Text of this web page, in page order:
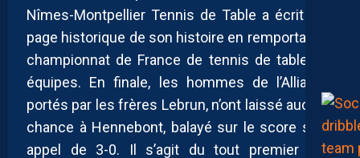
Nîmes-Montpellier Tennis de Table a écrit une
page historique de son histoire en remportant le
championnat de France de tennis de table par
équipes. En finale, les hommes de l’Alliance,
portés par les frères Lebrun, n’ont laissé aucune
chance à Hennebont, balayé sur le score sans
appel de 3-0. Il s’agit du tout premier titre